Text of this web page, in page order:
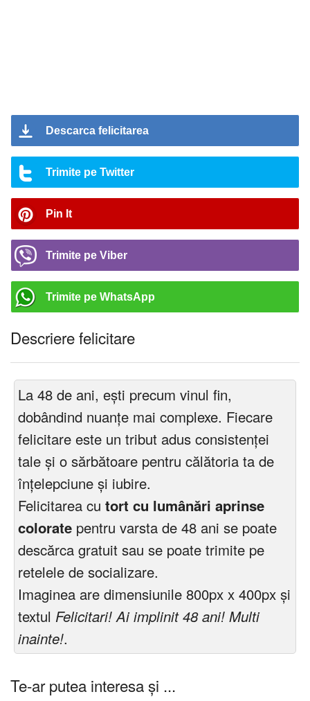
Descarca felicitarea
Trimite pe Twitter
Pin It
Trimite pe Viber
Trimite pe WhatsApp
Descriere felicitare
La 48 de ani, ești precum vinul fin,
dobândind nuanțe mai complexe. Fiecare
felicitare este un tribut adus consistenței
tale și o sărbătoare pentru călătoria ta de
înțelepciune și iubire.
Felicitarea cu tort cu lumânări aprinse
colorate pentru varsta de 48 ani se poate
descărca gratuit sau se poate trimite pe
retelele de socializare.
Imaginea are dimensiunile 800px x 400px și
textul Felicitari! Ai implinit 48 ani! Multi
inainte!.
Te-ar putea interesa și ...